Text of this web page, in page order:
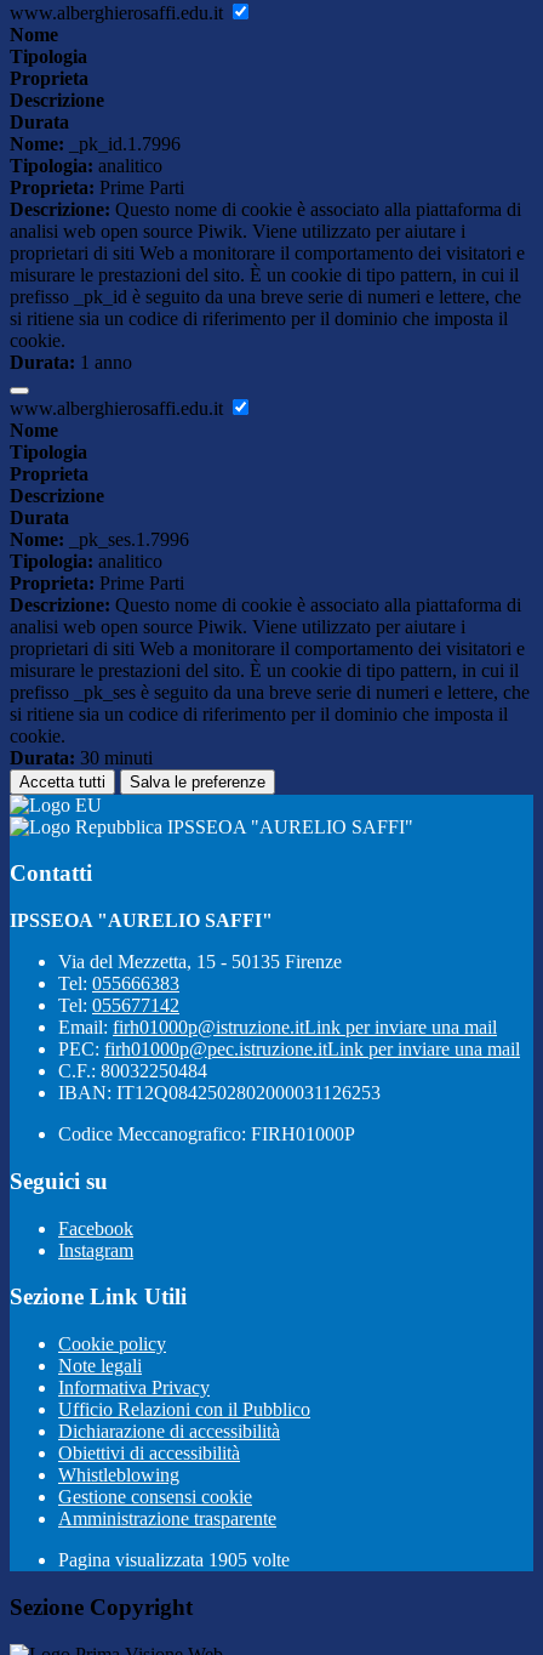
www.alberghierosaffi.edu.it
Nome
Tipologia
Proprieta
Descrizione
Durata
Nome: _pk_id.1.7996
Tipologia: analitico
Proprieta: Prime Parti
Descrizione: Questo nome di cookie è associato alla piattaforma di
analisi web open source Piwik. Viene utilizzato per aiutare i
proprietari di siti Web a monitorare il comportamento dei visitatori e
misurare le prestazioni del sito. È un cookie di tipo pattern, in cui il
prefisso _pk_id è seguito da una breve serie di numeri e lettere, che
si ritiene sia un codice di riferimento per il dominio che imposta il
cookie.
Durata: 1 anno
www.alberghierosaffi.edu.it
Nome
Tipologia
Proprieta
Descrizione
Durata
Nome: _pk_ses.1.7996
Tipologia: analitico
Proprieta: Prime Parti
Descrizione: Questo nome di cookie è associato alla piattaforma di
analisi web open source Piwik. Viene utilizzato per aiutare i
proprietari di siti Web a monitorare il comportamento dei visitatori e
misurare le prestazioni del sito. È un cookie di tipo pattern, in cui il
prefisso _pk_ses è seguito da una breve serie di numeri e lettere, che
si ritiene sia un codice di riferimento per il dominio che imposta il
cookie.
Durata: 30 minuti
Accetta tutti Salva le preferenze
IPSSEOA "AURELIO SAFFI"
Contatti
IPSSEOA "AURELIO SAFFI"
Via del Mezzetta, 15 - 50135 Firenze
Tel: 055666383
Tel: 055677142
Email: firh01000p@istruzione.itLink per inviare una mail
PEC: firh01000p@pec.istruzione.itLink per inviare una mail
C.F.: 80032250484
IBAN: IT12Q0842502802000031126253
Codice Meccanografico: FIRH01000P
Seguici su
Facebook
Instagram
Sezione Link Utili
Cookie policy
Note legali
Informativa Privacy
Ufficio Relazioni con il Pubblico
Dichiarazione di accessibilità
Obiettivi di accessibilità
Whistleblowing
Gestione consensi cookie
Amministrazione trasparente
Pagina visualizzata 1905 volte
Sezione Copyright